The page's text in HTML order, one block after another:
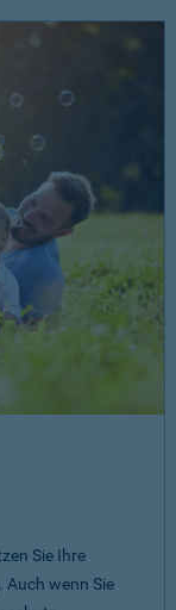
Sie Ihre
Auch wenn Sie